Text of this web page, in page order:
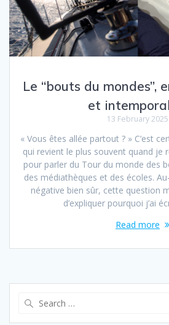
Le “bouts du mondes”,
et
13 February 2025
« Vous êtes allée partout ? » C’est
qui revient le plus souvent quand je
pour parler du Tour du monde des
des médiathèques et des écoles.
négative bien sûr, cette question
d’expliquer pourquoi j’ai
Read more